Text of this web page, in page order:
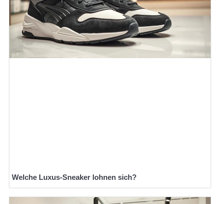
Welche Luxus-Sneaker lohnen sich?